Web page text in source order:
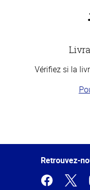
Vérifiez si la
de la
Retrouvez-